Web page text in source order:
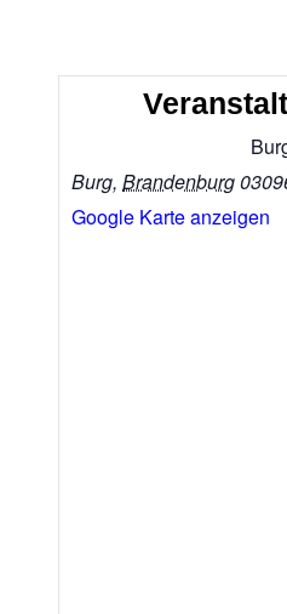
Burg, Brandenburg
Google Karte anzeigen